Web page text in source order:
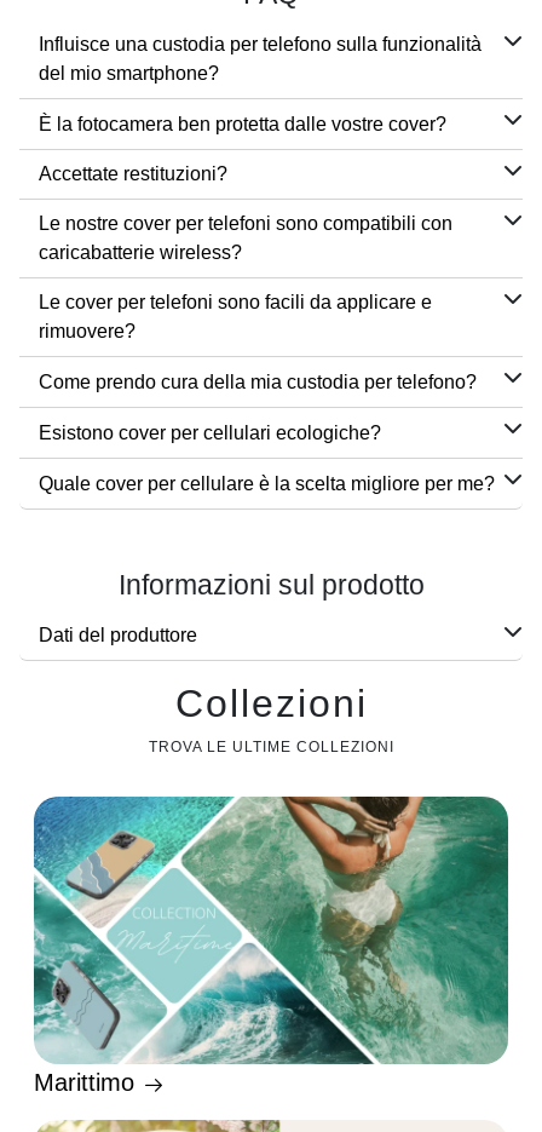
Influisce una custodia per telefono sulla funzionalità
del mio smartphone?
È la fotocamera ben protetta dalle vostre cover?
Accettate restituzioni?
Le nostre cover per telefoni sono compatibili con
caricabatterie wireless?
Le cover per telefoni sono facili da applicare e
rimuovere?
Come prendo cura della mia custodia per telefono?
Esistono cover per cellulari ecologiche?
Quale cover per cellulare è la scelta migliore per me?
Informazioni sul prodotto
Dati del produttore
Collezioni
TROVA LE ULTIME COLLEZIONI
Marittimo